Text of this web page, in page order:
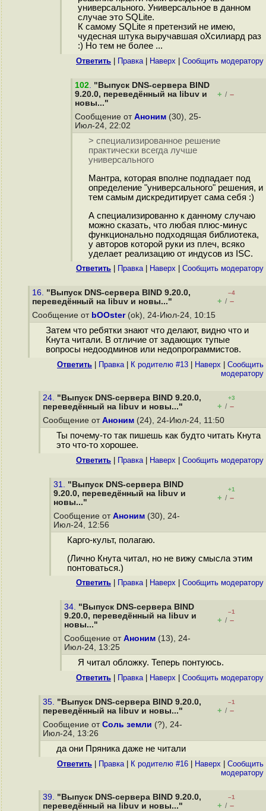
универсального. Универсальное в данном
случае это SQLite.
К самому SQLite я претензий не имею,
чудесная штука выручавшая оХсилиард раз
:) Но тем не более ...
Ответить Правка| Наверх Cообщить модератору
102. "Выпуск DNS-сервера BIND
9.20.0, переведённый на libuv и
новы..."
+ / –
Сообщение от Аноним (30), 25-
Июл-24, 22:02
> специализированное решение
практически всегда лучше
универсального
Мантра, которая вполне подпадает под
определение "универсального" решения, и
тем самым дискредитирует сама себя :)
А специализированно к данному случаю
можно сказать, что любая плюс-минус
функционально подходящая библиотека,
у авторов которой руки из плеч, всяко
уделает реализацию от индусов из ISC.
Ответить Правка| Наверх Cообщить модератору
16. "Выпуск DNS-сервера BIND 9.20.0,
переведённый на libuv и новы..."
–4
+ / –
Сообщение от bOOster(ok), 24-Июл-24, 10:15
Затем что ребятки знают что делают, видно что и
Кнута читали. В отличие от задающих тупые
вопросы недоодминов или недопрограммистов.
Ответить Правка| К родителю #13 Наверх
Cообщить
модератору
24. "Выпуск DNS-сервера BIND 9.20.0,
переведённый на libuv и новы..."
+3
+ / –
Сообщение от Аноним (24), 24-Июл-24, 11:50
Ты почему-то так пишешь как будто читать Кнута
это что-то хорошее.
Ответить Правка| Наверх Cообщить модератору
31. "Выпуск DNS-сервера BIND
9.20.0, переведённый на libuv и
новы..."
+1
+ / –
Сообщение от Аноним (30), 24-
Июл-24, 12:56
Карго-культ, полагаю.
(Лично Кнута читал, но не вижу смысла этим
понтоваться.)
Ответить Правка| Наверх Cообщить модератору
34. "Выпуск DNS-сервера BIND
9.20.0, переведённый на libuv и
новы..."
–1
+ / –
Сообщение от Аноним (13), 24-
Июл-24, 13:25
Я читал обложку. Теперь понтуюсь.
Ответить Правка| Наверх Cообщить модератору
35. "Выпуск DNS-сервера BIND 9.20.0,
переведённый на libuv и новы..."
–1
+ / –
Сообщение от Соль земли (?), 24-
Июл-24, 13:26
да они Пряника даже не читали
Ответить Правка| К родителю #16 Наверх
Cообщить
модератору
39. "Выпуск DNS-сервера BIND 9.20.0,
переведённый на libuv и новы..."
–1
+ / –